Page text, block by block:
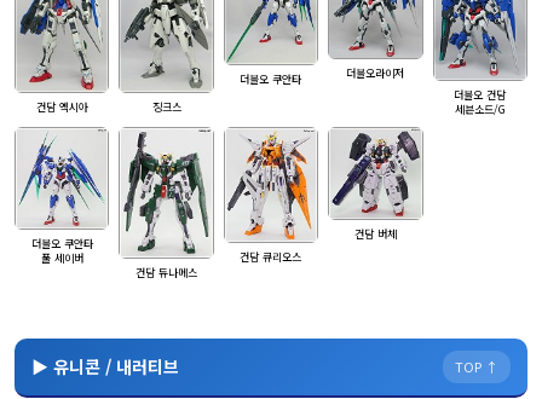
건담 엑시아 징크스
더블오 쿠안타
더블오라이저
더블오 건담
세븐소드/G
더블오 쿠안타
풀 세이버
건담 듀나메스
건담 큐리오스
건담 버체
▶ 유니콘 / 내러티브 TOP ↑